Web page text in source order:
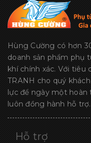
Hùng Cường có hơn
doanh sản phẩm phụ
khí chính xác. Với tiêu
TRANH cho quý
lực để ngày một hoàn
luôn đồng hành hỗ trợ.
Hỗ trợ